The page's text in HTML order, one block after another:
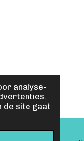
analyse-
de site gaat